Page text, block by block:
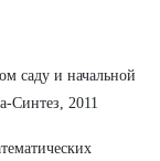
саду и начальной
Синтез, 2011